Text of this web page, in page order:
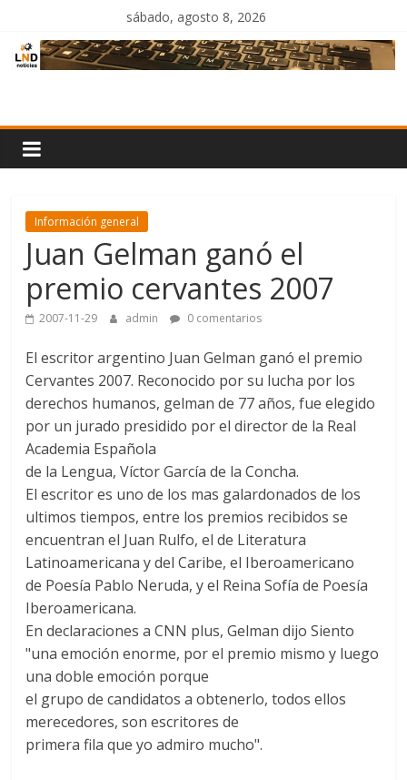
contenido
sábado, agosto 8, 2026
Noticias
Información general
Juan Gelman ganó el
premio cervantes 2007
2007-11-29 admin 0 comentarios
El escritor argentino Juan Gelman ganó el premio
Cervantes 2007. Reconocido por su lucha por los
derechos humanos, gelman de 77 años, fue elegido
por un jurado presidido por el director de la Real
Academia Española
de la Lengua, Víctor García de la Concha.
El escritor es uno de los mas galardonados de los
ultimos tiempos, entre los premios recibidos se
encuentran el Juan Rulfo, el de Literatura
Latinoamericana y del Caribe, el Iberoamericano
de Poesía Pablo Neruda, y el Reina Sofía de Poesía
Iberoamericana.
En declaraciones a CNN plus, Gelman dijo Siento
"una emoción enorme, por el premio mismo y luego
una doble emoción porque
el grupo de candidatos a obtenerlo, todos ellos
merecedores, son escritores de
primera fila que yo admiro mucho".